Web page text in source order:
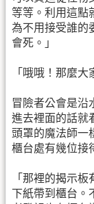
等等。利用這點
為不用接受誰的
會死。」
「哦哦！那麼大
冒險者公會是沿
進去裡面的話就
頭罩的魔法師一
櫃台處有幾位接
「那裡的揭示
下紙帶到櫃台。